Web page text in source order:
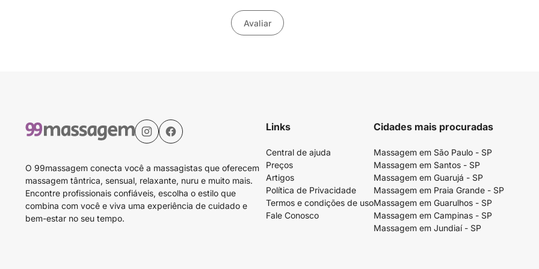
Avaliar
O 99massagem conecta você a massagistas que oferecem
massagem tântrica, sensual, relaxante, nuru e muito mais.
Encontre profissionais confiáveis, escolha o estilo que
combina com você e viva uma experiência de cuidado e
bem-estar no seu tempo.
Links
Central de ajuda
Preços
Artigos
Política de Privacidade
Termos e condições de uso
Fale Conosco
Cidades mais procuradas
Massagem em São Paulo - SP
Massagem em Santos - SP
Massagem em Guarujá - SP
Massagem em Praia Grande - SP
Massagem em Guarulhos - SP
Massagem em Campinas - SP
Massagem em Jundiaí - SP